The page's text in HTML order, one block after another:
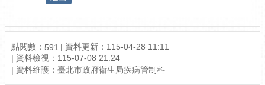
點閱數： 591
資料更新：115-04-28 11:11
資料檢視：115-07-08 21:24
資料維護：臺北市政府衛生局疾病管制科